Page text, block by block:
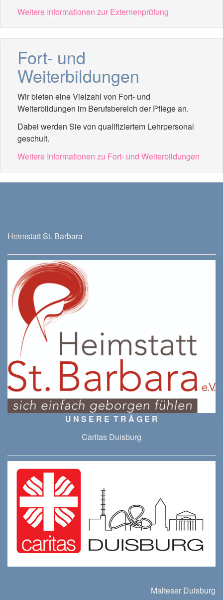
Weitere Informationen zur Externenprüfung
Fort- und
Weiterbildungen
Wir bieten eine Vielzahl von Fort- und
Weiterbildungen im Berufsbereich der Pflege an.
Dabei werden Sie von qualifiziertem Lehrpersonal
geschult.
Weitere Informationen zu Fort- und Weiterbildungen
Heimstatt St. Barbara
U N S E R E T R Ä G E R
Caritas Duisburg
Malteser Duisburg